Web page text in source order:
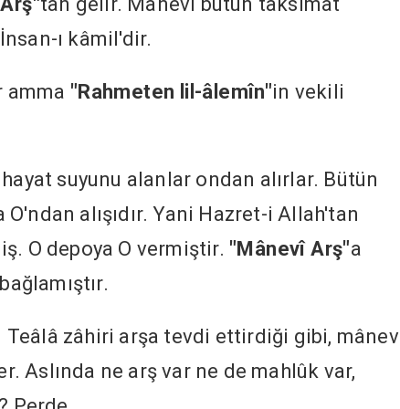
ı kâmil'dir.
amma "Rahmeten lil-âlemîn"in vekili
suyunu alanlar ondan alırlar. Bütün
alışıdır. Yani Hazret-i Allah'tan
O depoya O vermiştir. "Mânevî Arş"a
zâhiri arşa tevdi ettirdiği gibi,
Aslında ne arş var ne de mahlûk var,